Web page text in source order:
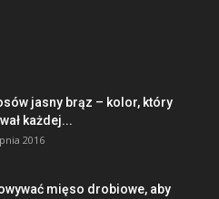
jasny brąz – kolor, który
każdej...
2016
mięso drobiowe, aby